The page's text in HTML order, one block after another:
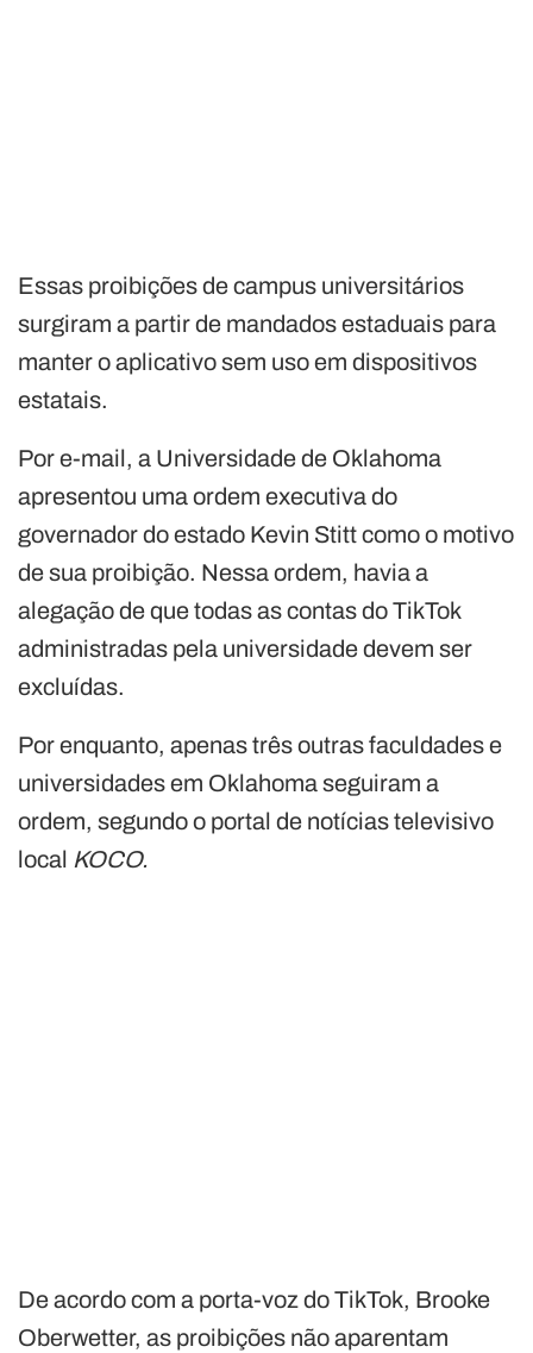
Essas proibições de campus universitários
surgiram a partir de mandados estaduais para
manter o aplicativo sem uso em dispositivos
estatais.
Por e-mail, a Universidade de Oklahoma
apresentou uma ordem executiva do
governador do estado Kevin Stitt como o motivo
de sua proibição. Nessa ordem, havia a
alegação de que todas as contas do TikTok
administradas pela universidade devem ser
excluídas.
Por enquanto, apenas três outras faculdades e
universidades em Oklahoma seguiram a
ordem, segundo o portal de notícias televisivo
local KOCO.
De acordo com a porta-voz do TikTok, Brooke
Oberwetter, as proibições não aparentam